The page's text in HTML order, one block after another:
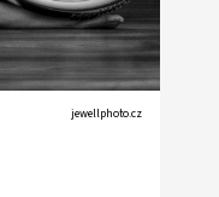
jewellphoto.cz